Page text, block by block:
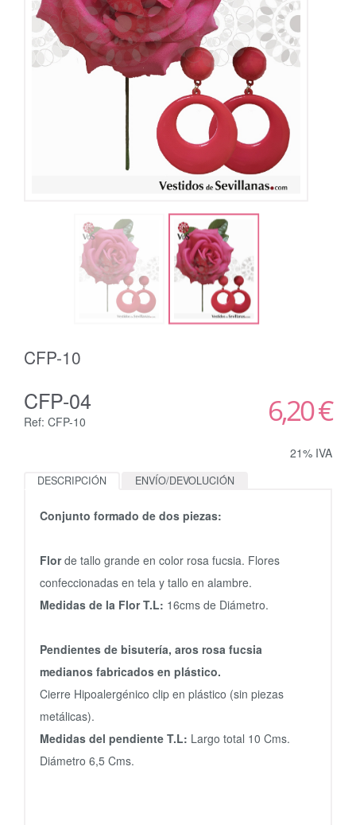
CFP-10
CFP-04
Ref: CFP-10 6,20 €
21% IVA
DESCRIPCIÓN ENVÍO/DEVOLUCIÓN
Conjunto formado de dos piezas:
Florde tallo grande en color rosa fucsia. Flores
confeccionadas en tela y tallo en alambre.
Medidas de la Flor T.L: 16cms de Diámetro.
Pendientes de bisutería, aros rosa fucsia
medianos fabricados en plástico.
Cierre Hipoalergénico clip en plástico (sin piezas
metálicas).
Medidas del pendiente T.L: Largo total 10 Cms.
Diámetro 6,5 Cms.